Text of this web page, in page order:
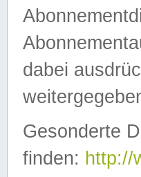
dabei
Gesonderte
finden: http://